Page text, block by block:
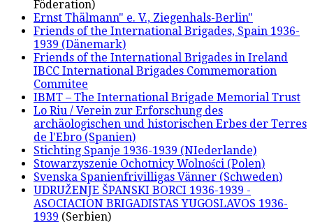
Föderation)
Ernst Thälmann" e. V., Ziegenhals-Berlin"
Friends of the International Brigades, Spain 1936-
1939 (Dänemark)
Friends of the International Brigades in Ireland
IBCC International Brigades Commemoration
Commitee
IBMT – The International Brigade Memorial Trust
Lo Riu / Verein zur Erforschung des
archäologischen und historischen Erbes der Terres
de l'Ebro (Spanien)
Stichting Spanje 1936-1939 (NIederlande)
Stowarzyszenie Ochotnicy Wolności (Polen)
Svenska Spanienfrivilligas Vänner (Schweden)
UDRUŽENJE ŠPANSKI BORCI 1936-1939 -
ASOCIACION BRIGADISTAS YUGOSLAVOS 1936-
1939 (Serbien)